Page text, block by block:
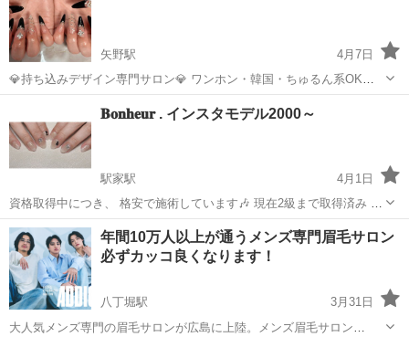
ただけますと...
矢野駅
4月7日
💎持ち込みデザイン専門サロン💎 ワンホン・韓国・ちゅるん系OK
シンプル〜盛りまで再現OK ♦️持ち込み¥6500〜10000♦️ 📍広島 熊
野町 自宅サロン 🚗駐車場あり 🍀今月空き枠あり 👇予約はDMへ 迷
っ...
ネイル ネイルサロン
𝐁𝐨𝐧𝐡𝐞𝐮𝐫 . インスタモデル2000～
駅家駅
4月1日
資格取得中につき、 格安で施術しています🎶 現在2級まで取得済み 上
級取得するまで こちらで格安で掲載させてもらいます。 価格等は材料
費のみの2000～3000円にて。 オフありは別途500円です。 インスタに
手の写真...
広島 福山市 駅家駅 ネイル ネイルサロン
年間10万人以上が通うメンズ専門眉毛サロン
必ずカッコ良くなります！
八丁堀駅
3月31日
大人気メンズ専門の眉毛サロンが広島に上陸。メンズ眉毛サロン